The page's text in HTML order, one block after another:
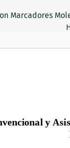
Marcadores